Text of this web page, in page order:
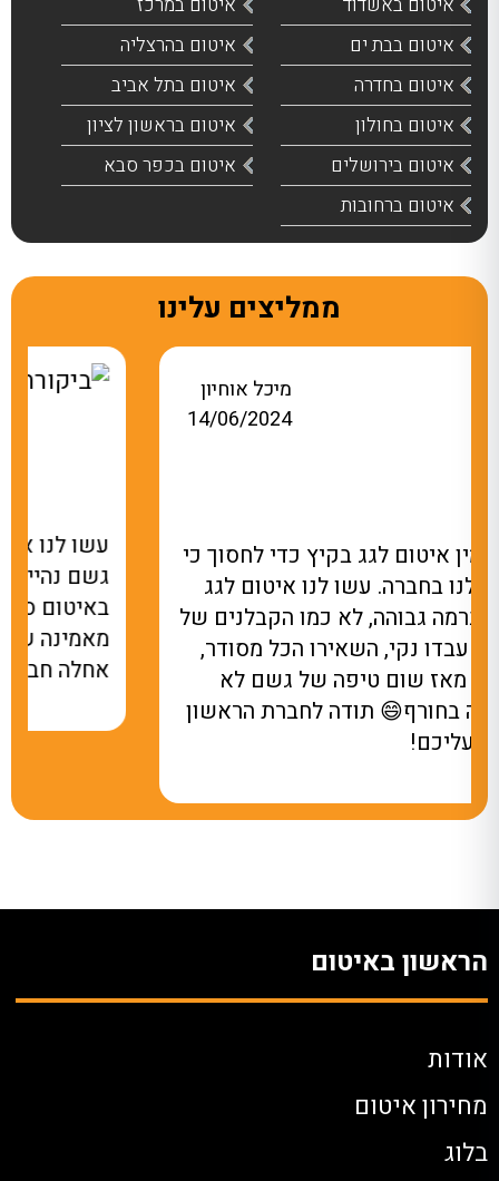
איטום בבת ים
איטום בהרצליה
איטום בחדרה
איטום בתל אביב
איטום בחולון
איטום בראשון לציון
איטום בירושלים
איטום בכפר סבא
איטום ברחובות
ממליצים עלינו
אתי מלכה
עשו לנו איטום למרפסת שבכל פעם שהיה
גשם נהייתה בריכה. מאז שהקבלן של הראשון
באיטום סידר את זה, לא רואים טיפת מים! לא
מאמינה שחיכינו עם זה כל כך הרבה זמן.
אחלה חברה, תודה על שירותכם.
הראשון באיטום
אודות
מחירון איטום
בלוג